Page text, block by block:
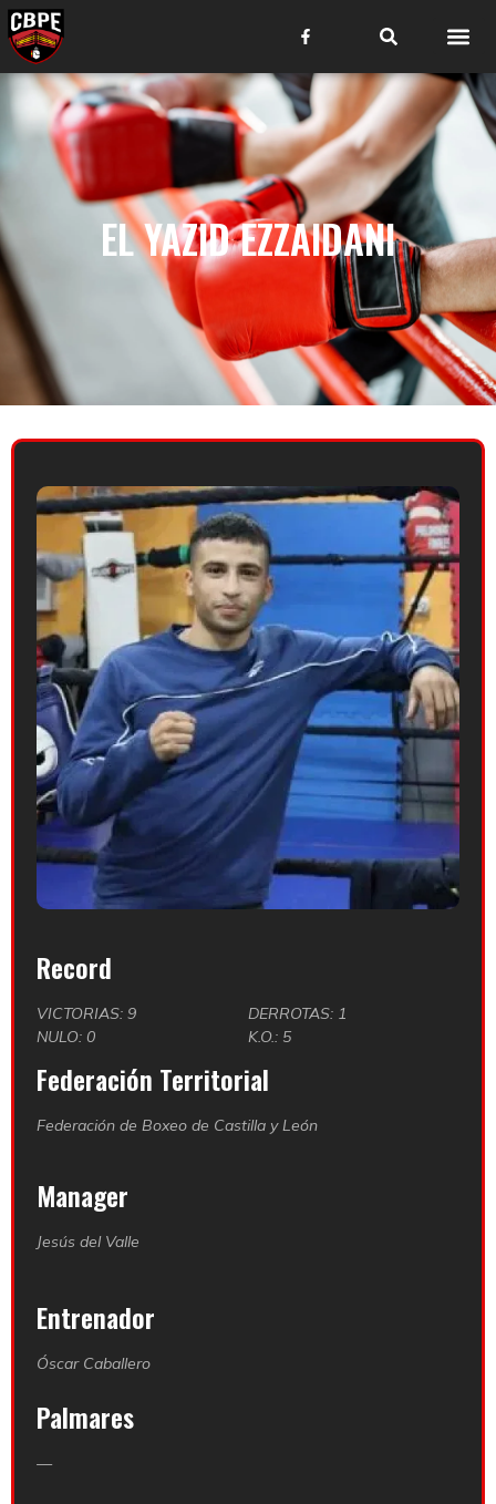
EL YAZID EZZAIDANI
Record
VICTORIAS: 9
DERROTAS: 1
NULO: 0
K.O.: 5
Federación Territorial
Federación de Boxeo de Castilla y León
Manager
Jesús del Valle
Entrenador
Óscar Caballero
Palmares
—